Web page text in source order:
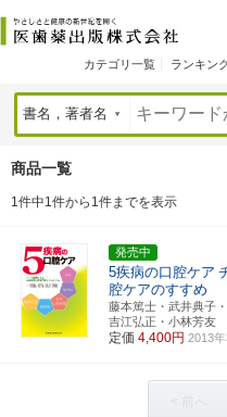
カテゴリ一覧 ランキン
商品一覧
1件中1件から1件までを表示
発売中
5疾病の口腔ケア
腔ケアのすすめ
藤本篤士・武井典子
吉江弘正・小林芳友
定価 4,400円 2013